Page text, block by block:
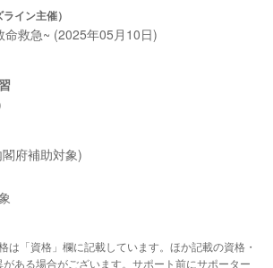
ライン主催）
命救急~ (2025年05月10日)
府補助対象)
は「資格」欄に記載しています。ほか記載の資格・
ある場合がございます。サポート前にサポーター